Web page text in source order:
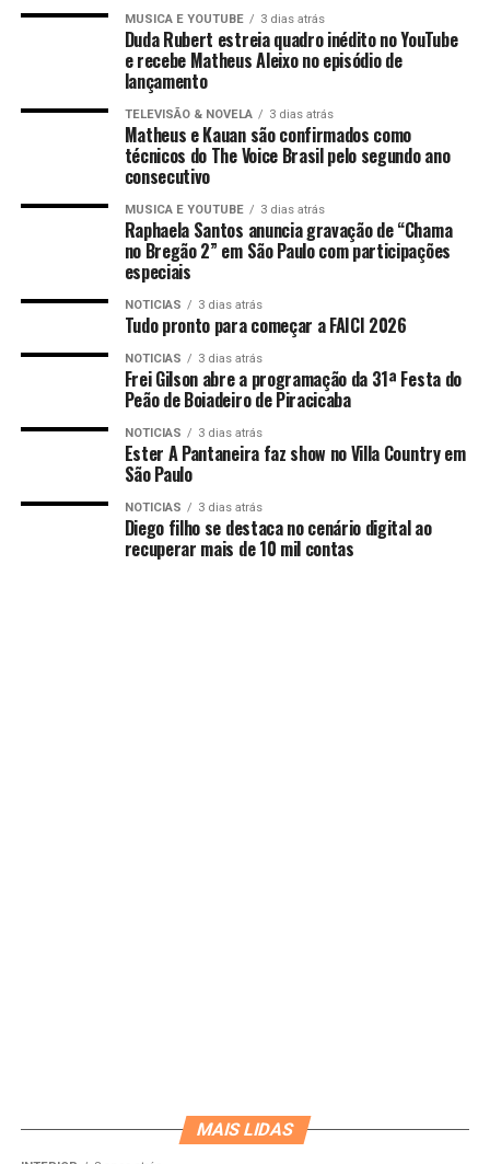
MUSICA E YOUTUBE 3 dias atrás
Duda Rubert estreia quadro inédito no YouTube
e recebe Matheus Aleixo no episódio de
lançamento
TELEVISÃO & NOVELA 3 dias atrás
Matheus e Kauan são confirmados como
técnicos do The Voice Brasil pelo segundo ano
consecutivo
MUSICA E YOUTUBE 3 dias atrás
Raphaela Santos anuncia gravação de “Chama
no Bregão 2” em São Paulo com participações
especiais
NOTICIAS 3 dias atrás
Tudo pronto para começar a FAICI 2026
NOTICIAS 3 dias atrás
Frei Gilson abre a programação da 31ª Festa do
Peão de Boiadeiro de Piracicaba
NOTICIAS 3 dias atrás
Ester A Pantaneira faz show no Villa Country em
São Paulo
NOTICIAS 3 dias atrás
Diego filho se destaca no cenário digital ao
recuperar mais de 10 mil contas
MAIS LIDAS